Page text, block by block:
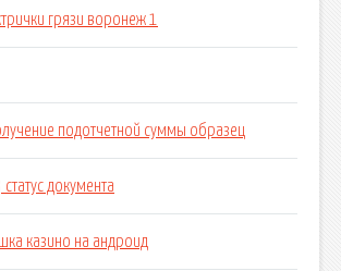
грязи воронеж 1
подотчетной суммы образец
документа
казино на андроид